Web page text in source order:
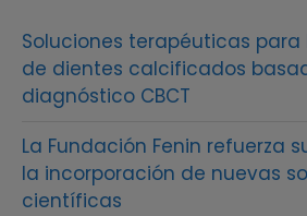
Soluciones terapéuticas
de dientes calcificados
diagnóstico CBCT
La Fundación Fenin refuerza
la incorporación de nuevas
científicas